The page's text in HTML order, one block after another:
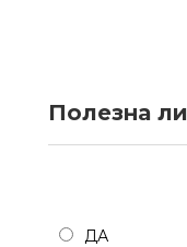
Полезна
ДА